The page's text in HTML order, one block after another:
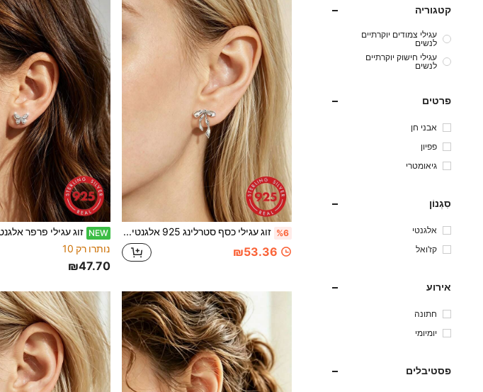
קטגוריה
עגילי צמודים יוקרתיים
לנשים
עגילי חישוק יוקרתיים
לנשים
פרטים
אבני חן
פפיון
גיאומטרי
סִגְנוֹן
אלגנטי
קז'ואל
אירוע
חתונה
יומיומי
פסטיבלים
%6 זוג עגילי כסף סטרלינג 925 אלגנטיים, מתוקים ורומנטיים בעיצוב פפיון, מתאימים לנשים ללבישה יומית, מסיבות, מפגשים ומתנה
₪53.36
NEW
נותרו רק 10
₪47.70